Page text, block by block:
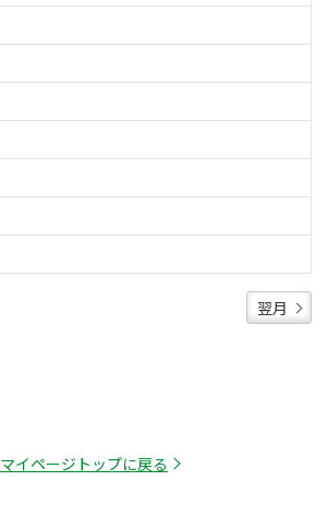
翌月
マイページトップに戻る